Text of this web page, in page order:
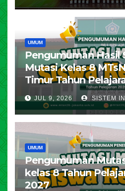
UMUM
Pengumuman Hasil
Mutasi Kelas 8
Timur Tahun
JUL 9, 2026 SISTEM
UMUM
Pengumuman
kelas 8 Tahun
2027